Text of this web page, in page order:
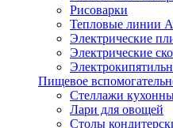
Рисоварки
Тепловые линии
Электрические
Электрические
Пищевое
Стеллажи
Лари для овощей
Столы